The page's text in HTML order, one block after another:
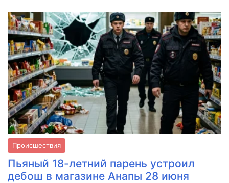
Происшествия
Пьяный 18-летний парень устроил
дебош в магазине Анапы 28 июня